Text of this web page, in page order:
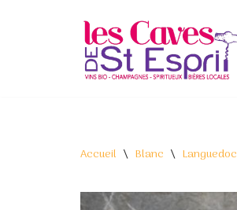
Accueil \ Blanc \ Languedoc